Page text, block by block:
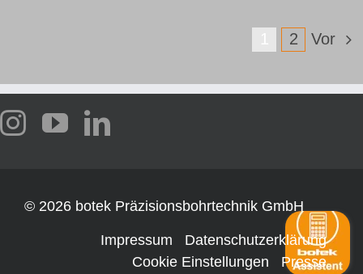
2 Vor
© 2026 botek Präzisionsbohrtechnik GmbH
Impressum
Datenschutzerklärung
Cookie Einstellungen
Presse